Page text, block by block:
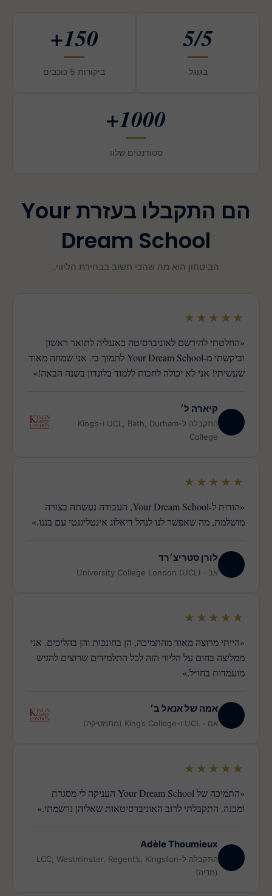
5/5
בגוגל
150+
ביקורות 5 כוכבים
1000+
סטודנטים שלוו
הם התקבלו בעזרת Your
Dream School
הביטחון הוא מה שהכי חשוב בבחירת הליווי.
★★★★★
«החלטתי להירשם לאוניברסיטה באנגליה לתואר ראשון
וביקשתי מ-Your Dream School לתמוך בי. אני שמחה מאוד
שעשיתי! אני לא יכולה לחכות ללמוד בלונדון בשנה הבאה!»
CL
קיארה ל׳
התקבלה ל-UCL, Bath, Durham ו-King’s
College
★★★★★
«הודות ל-Your Dream School, העבודה נעשתה בצורה
מושלמת, מה שאפשר לנו לנהל דיאלוג אינטליגנטי עם בננו.»
LS
לורן סטריצ׳רד
אב · University College London (UCL)
★★★★★
«הייתי מרוצה מאוד מהתמיכה, הן בחונכות והן בהליכים. אני
ממליצה בחום על הליווי הזה לכל התלמידים שרוצים להגיש
מועמדות בחו״ל.»
MA
אמה של אנאל ב׳
אם · UCL ו-King’s College (מתמטיקה)
★★★★★
«התמיכה של Your Dream School העניקה לי מסגרת
ומבנה. התקבלתי לרוב האוניברסיטאות שאליהן נרשמתי.»
AT
Adèle Thoumieux
התקבלה ל-LCC, Westminster, Regent’s, Kingston
(מדיה)